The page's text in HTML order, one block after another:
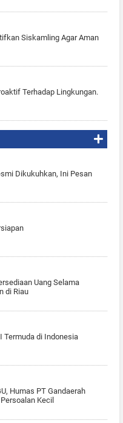
Siskamling Agar Aman
Terhadap Lingkungan.
Dikukuhkan, Ini Pesan
Uang Selama
di Riau
Termuda di Indonesia
Humas PT Gandaerah
Kecil